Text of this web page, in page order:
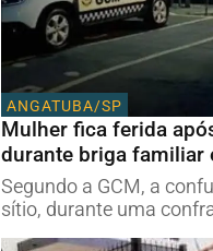
ANGATUBA/SP
Mulher fica ferida
durante briga familiar
Segundo a GCM, a
sítio, durante uma